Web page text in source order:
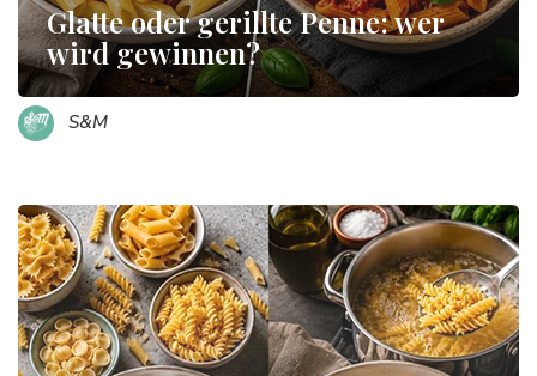
Glatte oder gerillte Penne: wer
wird gewinnen?
S&M